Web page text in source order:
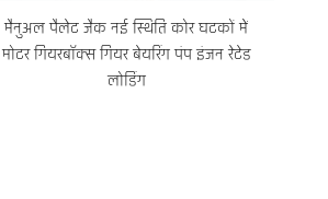
मैनुअल पैलेट जैक नई स्थिति कोर घटकों में
मोटर गियरबॉक्स गियर बेयरिंग पंप इंजन रेटेड
लोडिंग